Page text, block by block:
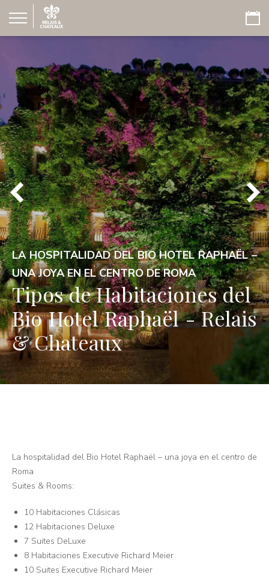
LA HOSPITALIDAD DEL BIO HOTEL RAPHAËL –
UNA JOYA EN EL CENTRO DE ROMA
Tipos de Habitaciones del
Bio Hotel Raphaël - Relais
& Chateaux
La hospitalidad del Bio Hotel Raphaël – una joya en el centro de
Roma
Suites & Rooms:
10 Habitaciones Clásicas
12 Habitaciones Deluxe
7 Suites DeLuxe
8 Habitaciones Executive Richard Meier
10 Suites Executive Richard Meier